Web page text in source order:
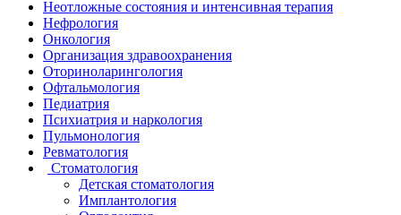
Неотложные состояния и интенсивная терапия
Нефрология
Онкология
Организация здравоохранения
Оториноларингология
Офтальмология
Педиатрия
Психиатрия и наркология
Пульмонология
Ревматология
Стоматология
Детская стоматология
Имплантология